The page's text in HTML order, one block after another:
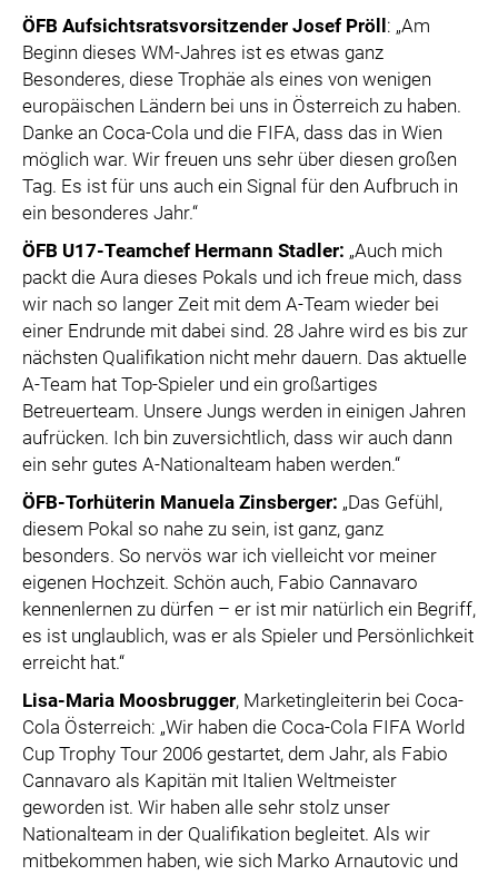
ÖFB Aufsichtsratsvorsitzender Josef Pröll : „Am
Beginn dieses WM-Jahres ist es etwas ganz
Besonderes, diese Trophäe als eines von wenigen
europäischen Ländern bei uns in Österreich zu haben.
Danke an Coca-Cola und die FIFA, dass das in Wien
möglich war. Wir freuen uns sehr über diesen großen
Tag. Es ist für uns auch ein Signal für den Aufbruch in
ein besonderes Jahr.“
ÖFB U17-Teamchef Hermann Stadler: „Auch mich
packt die Aura dieses Pokals und ich freue mich, dass
wir nach so langer Zeit mit dem A-Team wieder bei
einer Endrunde mit dabei sind. 28 Jahre wird es bis zur
nächsten Qualifikation nicht mehr dauern. Das aktuelle
A-Team hat Top-Spieler und ein großartiges
Betreuerteam. Unsere Jungs werden in einigen Jahren
aufrücken. Ich bin zuversichtlich, dass wir auch dann
ein sehr gutes A-Nationalteam haben werden.“
ÖFB-Torhüterin Manuela Zinsberger: „Das Gefühl,
diesem Pokal so nahe zu sein, ist ganz, ganz
besonders. So nervös war ich vielleicht vor meiner
eigenen Hochzeit. Schön auch, Fabio Cannavaro
kennenlernen zu dürfen – er ist mir natürlich ein Begriff,
es ist unglaublich, was er als Spieler und Persönlichkeit
erreicht hat.“
Lisa-Maria Moosbrugger, Marketingleiterin bei Coca-
Cola Österreich: „Wir haben die Coca-Cola FIFA World
Cup Trophy Tour 2006 gestartet, dem Jahr, als Fabio
Cannavaro als Kapitän mit Italien Weltmeister
geworden ist. Wir haben alle sehr stolz unser
Nationalteam in der Qualifikation begleitet. Als wir
mitbekommen haben, wie sich Marko Arnautovic und